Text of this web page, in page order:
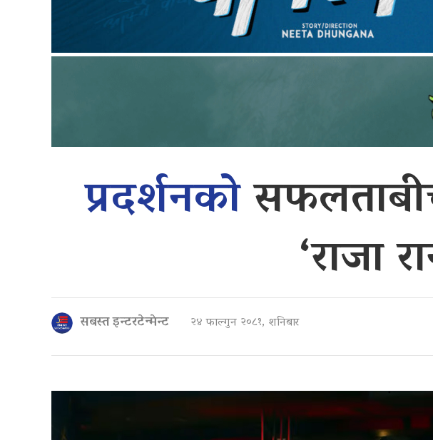
प्रदर्शनको
‘राजा
सबस्त इन्टरटेन्मेन्ट २४ फाल्गुन २०८१, शनिबार